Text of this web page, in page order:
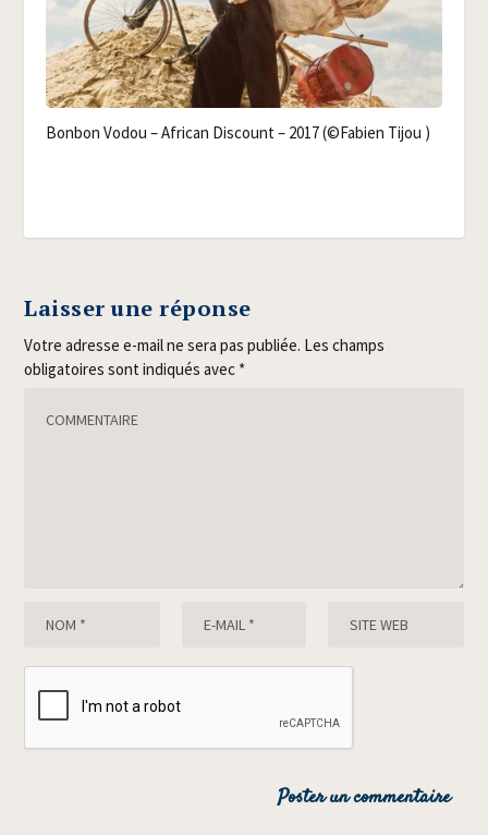
Bon­bon Vodou – Afri­can Dis­count – 2017 (©Fabien Tijou )
Laisser une réponse
Votre adresse e-mail ne sera pas publiée. Les champs
obligatoires sont indiqués avec *